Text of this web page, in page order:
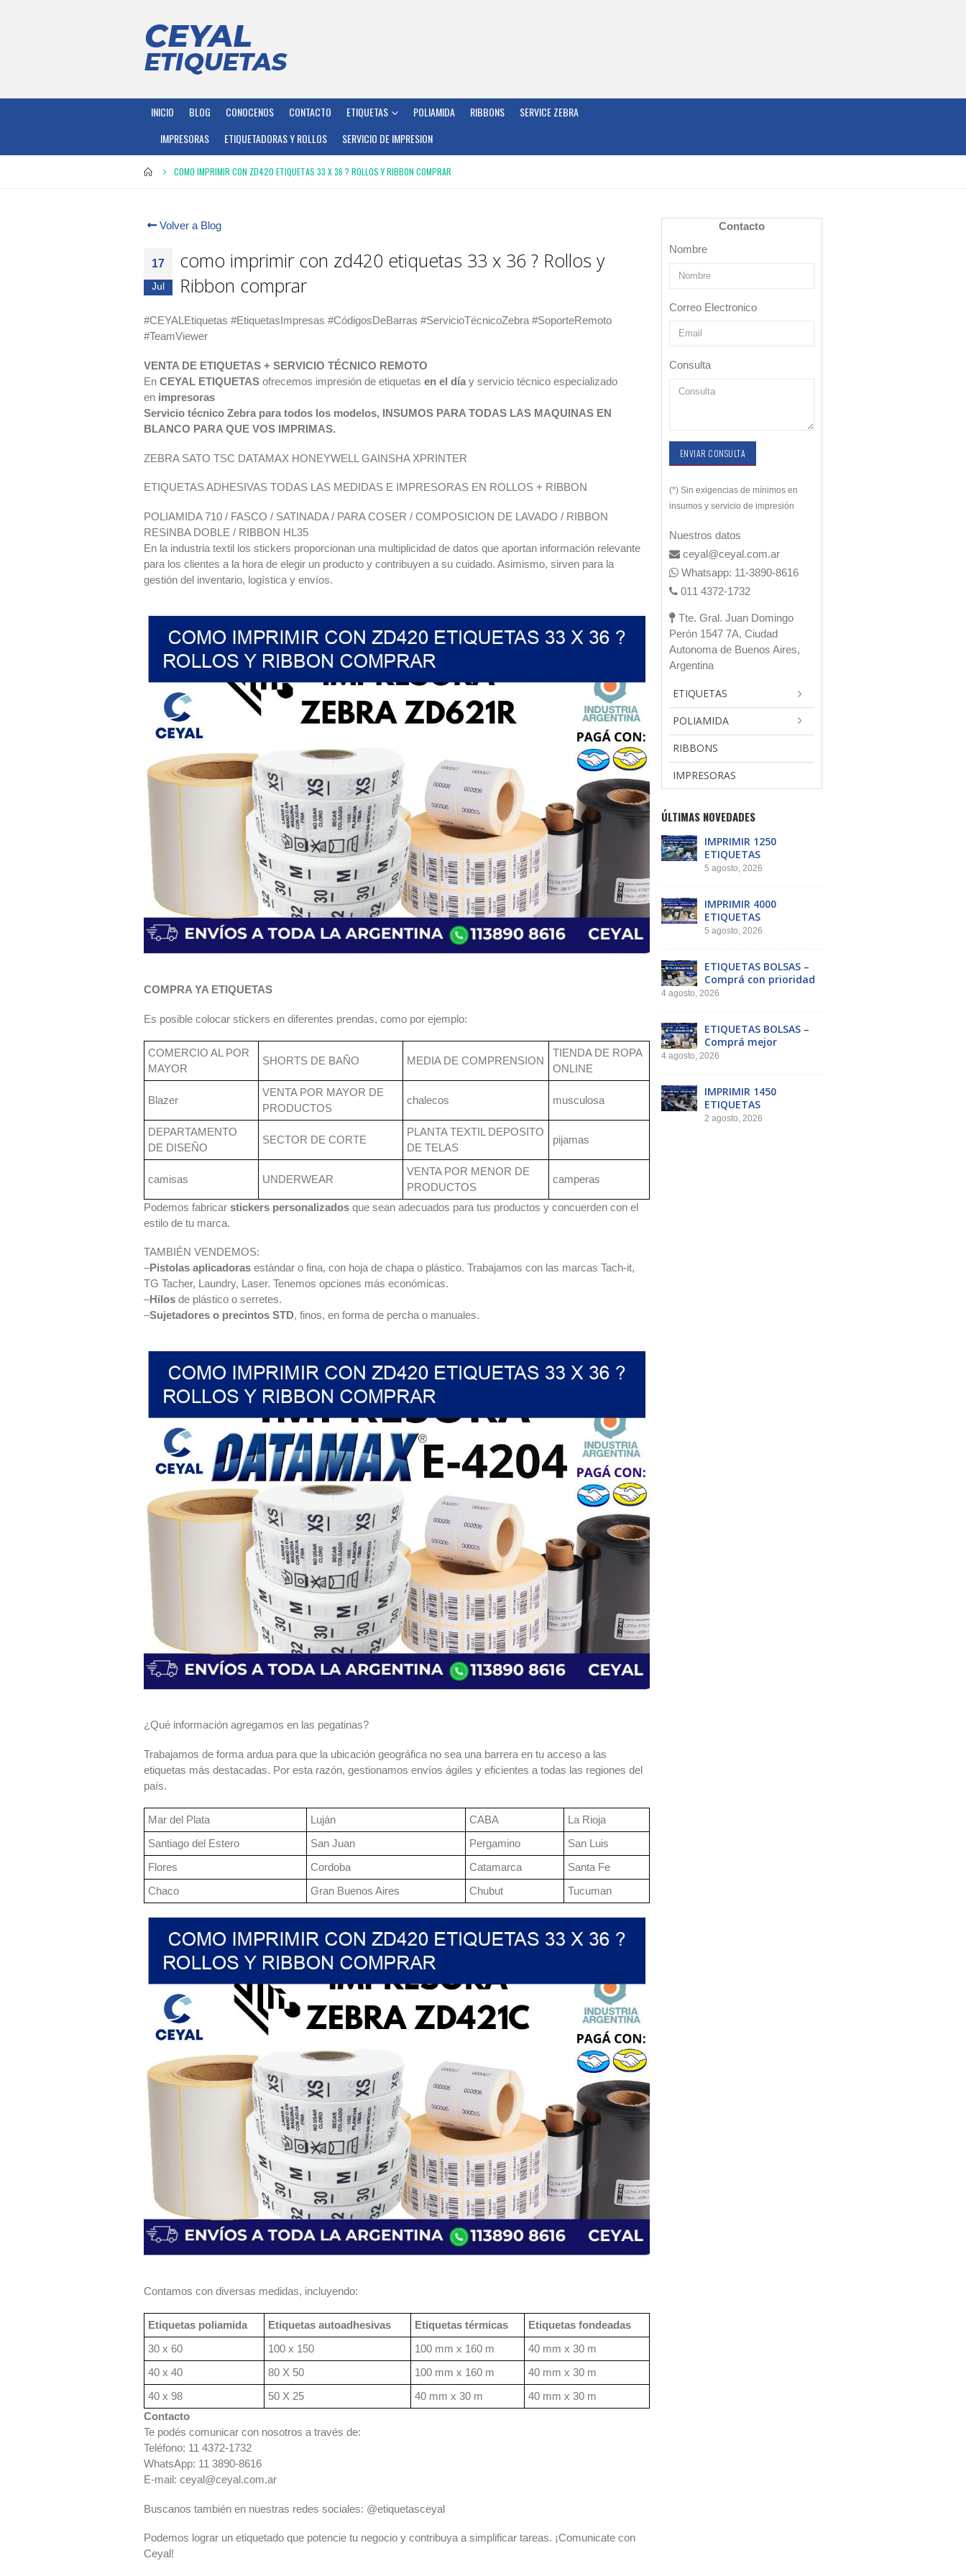
INICIO BLOG CONOCENOS CONTACTO ETIQUETAS POLIAMIDA RIBBONS
SERVICE ZEBRA
IMPRESORAS
ETIQUETADORAS Y ROLLOS SERVICIO DE IMPRESION
COMO IMPRIMIR CON ZD420 ETIQUETAS 33 X 36 ? ROLLOS Y RIBBON COMPRAR
Volver a Blog
17
Jul
como imprimir con zd420 etiquetas 33 x 36 ? Rollos y
Ribbon comprar
#CEYALEtiquetas #EtiquetasImpresas #CódigosDeBarras #ServicioTécnicoZebra #SoporteRemoto
#TeamViewer
VENTA DE ETIQUETAS + SERVICIO TÉCNICO REMOTO
En CEYAL ETIQUETAS ofrecemos impresión de etiquetas en el día y servicio técnico especializado
en impresoras
Servicio técnico Zebra para todos los modelos, INSUMOS PARA TODAS LAS MAQUINAS EN
BLANCO PARA QUE VOS IMPRIMAS.
ZEBRA SATO TSC DATAMAX HONEYWELL GAINSHA XPRINTER
ETIQUETAS ADHESIVAS TODAS LAS MEDIDAS E IMPRESORAS EN ROLLOS + RIBBON
POLIAMIDA 710 / FASCO / SATINADA / PARA COSER / COMPOSICION DE LAVADO / RIBBON
RESINBA DOBLE / RIBBON HL35
En la industria textil los stickers proporcionan una multiplicidad de datos que aportan información relevante
para los clientes a la hora de elegir un producto y contribuyen a su cuidado. Asimismo, sirven para la
gestión del inventario, logística y envíos.
COMPRA YA ETIQUETAS
Es posible colocar stickers en diferentes prendas, como por ejemplo:
COMERCIO AL POR
MAYOR
SHORTS DE BAÑO MEDIA DE COMPRENSION
TIENDA DE ROPA
ONLINE
Blazer
VENTA POR MAYOR DE
PRODUCTOS
chalecos musculosa
DEPARTAMENTO
DE DISEÑO
SECTOR DE CORTE
PLANTA TEXTIL DEPOSITO
DE TELAS
pijamas
camisas UNDERWEAR
VENTA POR MENOR DE
PRODUCTOS
camperas
Podemos fabricar stickers personalizados que sean adecuados para tus productos y concuerden con el
estilo de tu marca.
TAMBIÉN VENDEMOS:
–Pistolas aplicadoras estándar o fina, con hoja de chapa o plástico. Trabajamos con las marcas Tach-it,
TG Tacher, Laundry, Laser. Tenemos opciones más económicas.
–Hilos de plástico o serretes.
–Sujetadores o precintos STD, finos, en forma de percha o manuales.
¿Qué información agregamos en las pegatinas?
Trabajamos de forma ardua para que la ubicación geográfica no sea una barrera en tu acceso a las
etiquetas más destacadas. Por esta razón, gestionamos envíos ágiles y eficientes a todas las regiones del
país.
Mar del Plata Luján CABA
La Rioja
Santiago del Estero
San Juan Pergamino
San Luis
Flores
Cordoba Catamarca
Santa Fe
Chaco
Gran Buenos Aires Chubut Tucuman
Contamos con diversas medidas, incluyendo:
Etiquetas poliamida Etiquetas autoadhesivas Etiquetas térmicas
Etiquetas fondeadas
30 x 60
100 x 150 100 mm x 160 m
40 mm x 30 m
40 x 40
80 X 50 100 mm x 160 m
40 mm x 30 m
40 x 98
50 X 25 40 mm x 30 m
40 mm x 30 m
Contacto
Te podés comunicar con nosotros a través de:
Teléfono: 11 4372-1732
WhatsApp: 11 3890-8616
E-mail: ceyal@ceyal.com.ar
Buscanos también en nuestras redes sociales: @etiquetasceyal
Podemos lograr un etiquetado que potencie tu negocio y contribuya a simplificar tareas. ¡Comunicate con
Ceyal!
Contacto
Nombre
Correo Electronico
Consulta
ENVIAR CONSULTA
(*) Sin exigencias de mínimos en
insumos y servicio de impresión
Nuestros datos
ceyal@ceyal.com.ar
Whatsapp: 11-3890-8616
011 4372-1732
Tte. Gral. Juan Domingo
Perón 1547 7A, Ciudad
Autonoma de Buenos Aires,
Argentina
ETIQUETAS
POLIAMIDA
RIBBONS
IMPRESORAS
ÚLTIMAS NOVEDADES
IMPRIMIR 1250
ETIQUETAS
5 agosto, 2026
IMPRIMIR 4000
ETIQUETAS
5 agosto, 2026
ETIQUETAS BOLSAS –
Comprá con prioridad
4 agosto, 2026
ETIQUETAS BOLSAS –
Comprá mejor
4 agosto, 2026
IMPRIMIR 1450
ETIQUETAS
2 agosto, 2026